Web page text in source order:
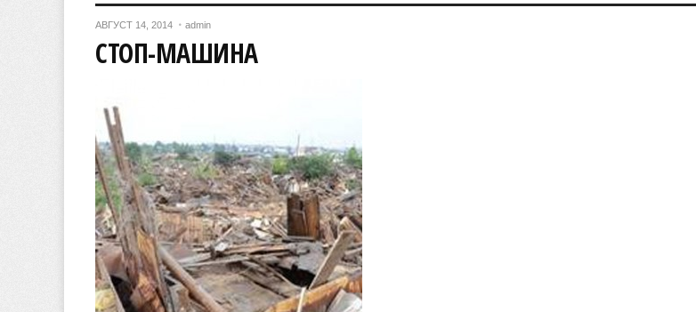
АВГУСТ 14, 2014 admin
СТОП-МАШИНА